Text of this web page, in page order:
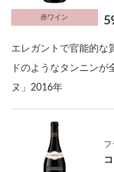
赤ワイン
エレガントで官能的な
ドのようなタンニン
ヌ」2016年
フ